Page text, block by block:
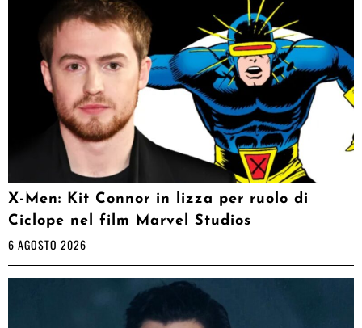
X-Men: Kit Connor in lizza per ruolo di
Ciclope nel film Marvel Studios
6 AGOSTO 2026